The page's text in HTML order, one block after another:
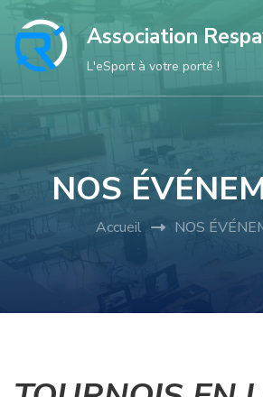
Aller
au
contenu
(Pressez
Entrée)
Association
L'eSport à votre porté !
NOS
Accueil NOS